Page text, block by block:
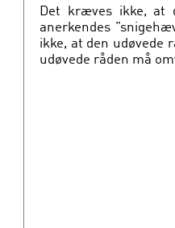
Det kræves ikke, at
anerkendes
ikke, at den udøvede
udøvede råden må